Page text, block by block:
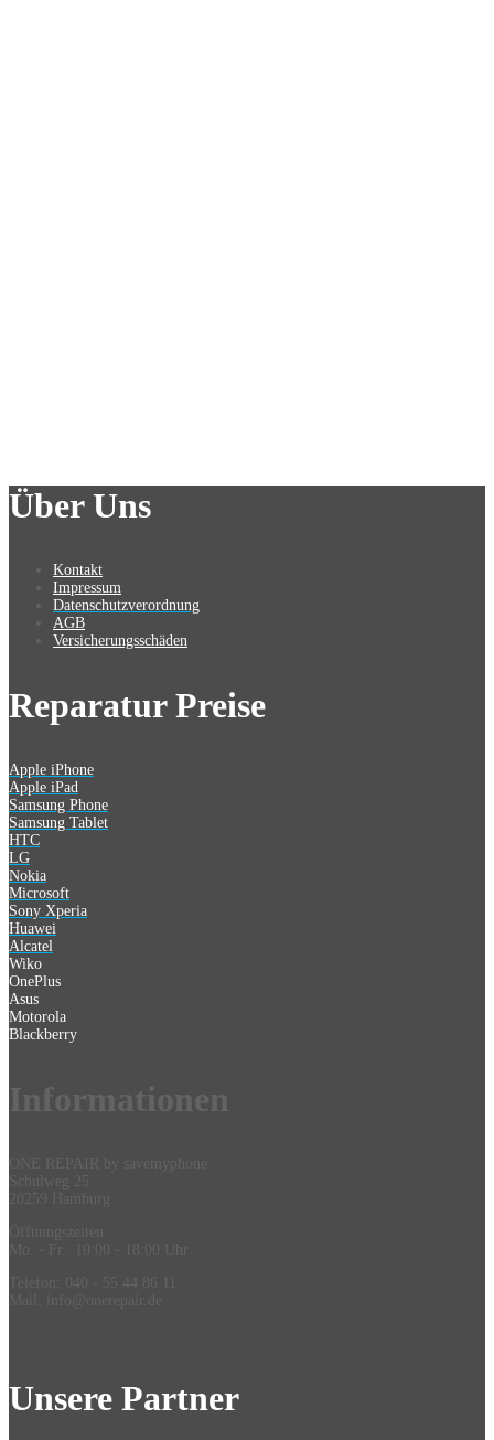
Über Uns
Kontakt
Impressum
Datenschutzverordnung
AGB
Versicherungsschäden
Reparatur Preise
Apple iPhone
Apple iPad
Samsung Phone
Samsung Tablet
HTC
LG
Nokia
Microsoft
Sony Xperia
Huawei
Alcatel
Wiko
OnePlus
Asus
Motorola
Blackberry
Information en
ONE REPAIR by savemyphone
Schulweg 25
Unsere Partner